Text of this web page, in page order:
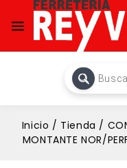
Inicio / Tienda /
MONTANTE NOR/